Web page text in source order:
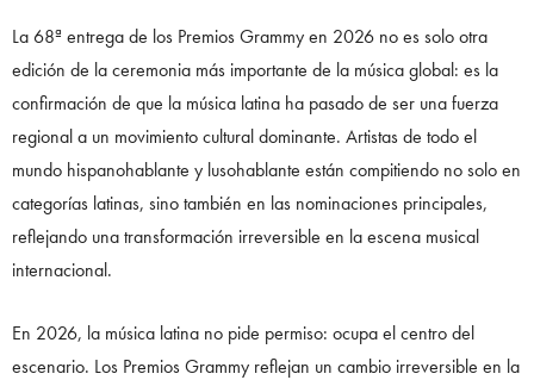
La 68ª entrega de los Premios Grammy en 2026 no es solo otra
edición de la ceremonia más importante de la música global: es la
confirmación de que la música latina ha pasado de ser una fuerza
regional a un movimiento cultural dominante. Artistas de todo el
mundo hispanohablante y lusohablante están compitiendo no solo en
categorías latinas, sino también en las nominaciones principales,
reflejando una transformación irreversible en la escena musical
internacional.
En 2026, la música latina no pide permiso: ocupa el centro del
escenario. Los Premios Grammy reflejan un cambio irreversible en la